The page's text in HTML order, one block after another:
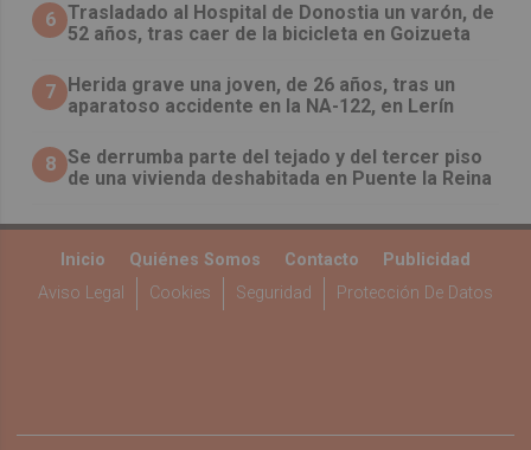
6 Trasladado al Hospital de Donostia un varón, de
52 años, tras caer de la bicicleta en Goizueta
7
Herida grave una joven, de 26 años, tras un
aparatoso accidente en la NA-122, en Lerín
8 Se derrumba parte del tejado y del tercer piso
de una vivienda deshabitada en Puente la Reina
Inicio Quiénes Somos Contacto
Publicidad
Aviso Legal
Cookies Seguridad Protección De Datos